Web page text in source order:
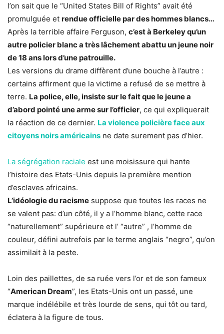
l’on sait que le “United States Bill of Rights” avait été
promulguée et rendue officielle par des hommes blancs…
Après la terrible affaire Ferguson, c’est à Berkeley qu’un
autre policier blanc a très lâchement abattu un jeune noir
de 18 ans lors d’une patrouille.
Les versions du drame diffèrent d’une bouche à l’autre :
certains affirment que la victime a refusé de se mettre à
terre. La police, elle, insiste sur le fait que le jeune a
d’abord pointé une arme sur l’officier, ce qui expliquerait
la réaction de ce dernier. La violence policière face aux
citoyens noirs américains ne date surement pas d’hier.
La ségrégation raciale est une moisissure qui hante
l’histoire des Etats-Unis depuis la première mention
d’esclaves africains.
L’idéologie du racisme suppose que toutes les races ne
se valent pas: d’un côté, il y a l’homme blanc, cette race
“naturellement” supérieure et l’ “autre” , l’homme de
couleur, défini autrefois par le terme anglais “negro”, qu’on
assimilait à la peste.
Loin des paillettes, de sa ruée vers l’or et de son fameux
“American Dream”, les Etats-Unis ont un passé, une
marque indélébile et très lourde de sens, qui tôt ou tard,
éclatera à la figure de tous.